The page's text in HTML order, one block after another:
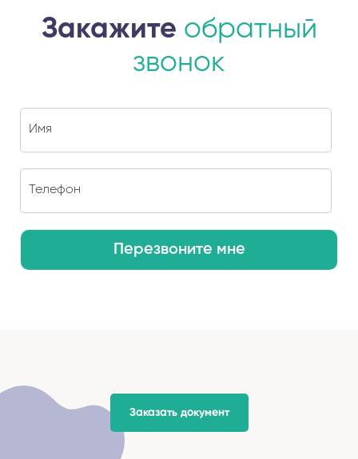
Закажите обратный
звонок
Перезвоните мне
Заказать документ